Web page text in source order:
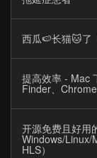
西瓜🍉长猫🐱了
提高效率 - Mac
Finder、
开源免费且好用
Windows/Linux/
HLS）